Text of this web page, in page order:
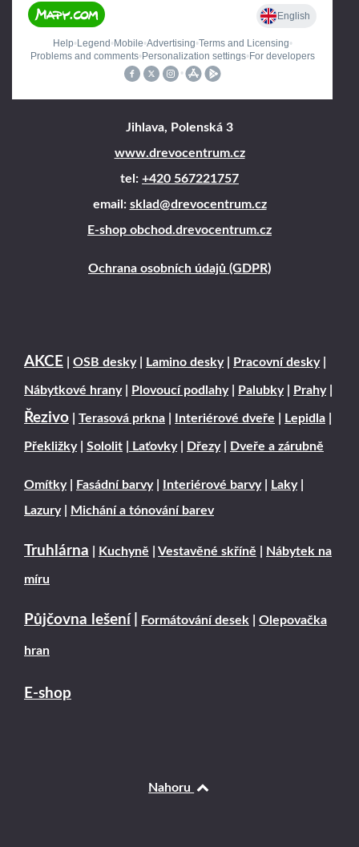
Jihlava, Polenská 3
www.drevocentrum.cz
tel: +420 567221757
email: sklad@drevocentrum.cz
E-shop obchod.drevocentrum.cz
Ochrana osobních údajů (GDPR)
AKCE OSB desky| Lamino desky| Pracovní desky|
Nábytkové hrany| Plovoucí podlahy| Palubky| Prahy|
Řezivo Terasová prkna Interiérové dveře Lepidla
Překližky| Sololit Laťovky| Dřezy| Dveře a zárubně
Omítky| Fasádní barvy| Interiérové barvy| Laky|
Lazury| Michání a tónování barev
Truhlárna Kuchyně Vestavěné skříně Nábytek na
míru
Půjčovna lešení Formátování desek Olepovačka
hran
E-shop
Nahoru